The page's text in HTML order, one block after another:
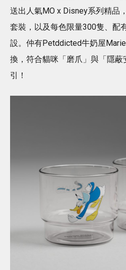
送出人氣MO x Disney系列精品
套裝，以及每色限量300隻、配
設。仲有Petddicted牛奶屋
換，符合貓咪「磨爪」與「隱
引！